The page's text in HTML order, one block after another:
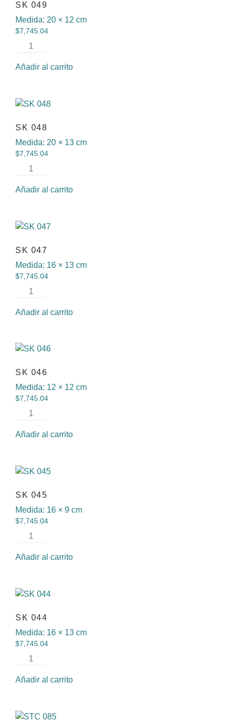
SK 049
Medida: 20 × 12 cm
$7,745.04
Añadir al carrito
SK 048
Medida: 20 × 13 cm
$7,745.04
Añadir al carrito
SK 047
Medida: 16 × 13 cm
$7,745.04
Añadir al carrito
SK 046
Medida: 12 × 12 cm
$7,745.04
Añadir al carrito
SK 045
Medida: 16 × 9 cm
$7,745.04
Añadir al carrito
SK 044
Medida: 16 × 13 cm
$7,745.04
Añadir al carrito